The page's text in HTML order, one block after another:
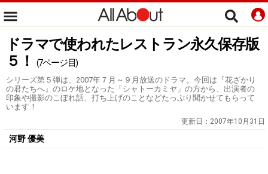
ドラマで使われたレストラン永久保存版
５！
(7ページ目)
シリーズ第５弾は、2007年７月～９月放送のドラマ。今回は『花ざかり
の君たちへ』のロケ地となった「シャトーカミヤ」の方から、出演者の
印象や撮影のこぼれ話、打ち上げのことなどたっぷり聞かせてもらって
います！
更新日： 2007年10月31日
河野 優美